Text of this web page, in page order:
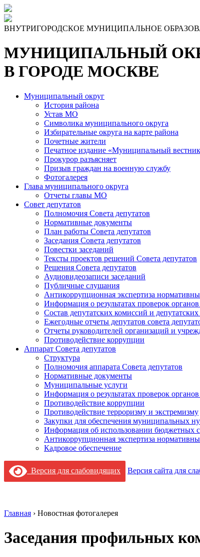
Skip
to
the
ВНУТРИГОРОДСКОЕ МУНИЦИПАЛЬНОЕ
МУНИЦИПАЛЬНЫЙ
В ГОРОДЕ МОСКВЕ
Муниципальный округ
История района
Устав МО
Символика муниципального округа
Избирательные округа на карте района
Почетные жители
Печатное издание «Муниципальный
Прокурор разъясняет
Призыв граждан на военную службу
Фотогалерея
Глава муниципального округа
Отчеты главы МО
Совет депутатов
Полномочия Совета депутатов
Нормативные документы
План работы Совета депутатов
Заседания Cовета депутатов
Повестки заседаний
Тексты проектов решений Совета депутатов
Решения Совета депутатов
Аудиовидеозаписи заседаний
Публичные слушания
Антикоррупционная экспертиза
Информация о результатах проверок
Состав депутатских комиссий и
Ежегодные отчеты депутатов совета
Отчеты руководителей организаций и
Противодействие коррупции
Аппарат Совета депутатов
Структура
Полномочия аппарата Совета депутатов
Нормативные документы
Муниципальные услуги
Информация о результатах проверок
Противодействие коррупции
Противодействие терроризму и экстремизму
Закупки для обеспечения муниципальных
Информация об использовании бюджетных
Антикоррупционная экспертиза
Кадровое обеспечение
Версия для слабовидящих Версия сайта для
Главная › Новостная фотогалерея
Заседания профильных